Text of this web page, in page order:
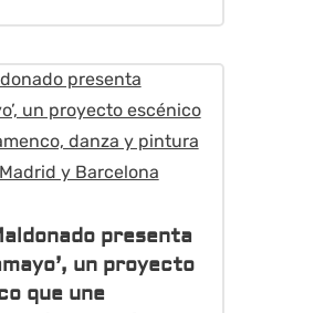
presenta
un proyecto
que une